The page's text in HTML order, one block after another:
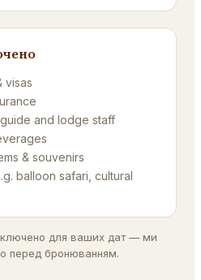
visas
and lodge staff
& souvenirs
balloon safari, cultural
для ваших дат — ми
перед бронюванням.